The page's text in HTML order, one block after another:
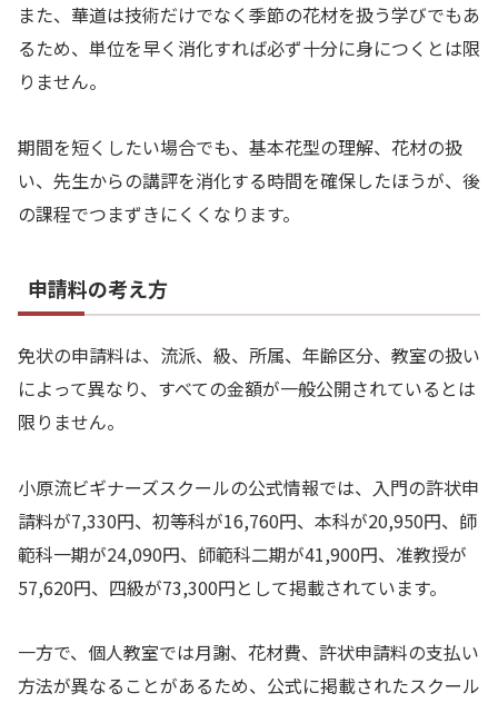
また、華道は技術だけでなく季節の花材を扱う学びでもあ
るため、単位を早く消化すれば必ず十分に身につくとは限
りません。
期間を短くしたい場合でも、基本花型の理解、花材の扱
い、先生からの講評を消化する時間を確保したほうが、後
の課程でつまずきにくくなります。
申請料の考え方
免状の申請料は、流派、級、所属、年齢区分、教室の扱い
によって異なり、すべての金額が一般公開されているとは
限りません。
小原流ビギナーズスクールの公式情報では、入門の許状申
請料が7,330円、初等科が16,760円、本科が20,950円、師
範科一期が24,090円、師範科二期が41,900円、准教授が
57,620円、四級が73,300円として掲載されています。
一方で、個人教室では月謝、花材費、許状申請料の支払い
方法が異なることがあるため、公式に掲載されたスクール